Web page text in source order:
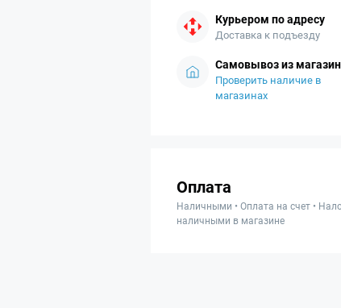
Курьером по адресу
Доставка к подъезду
Самовывоз из
Проверить наличие в
магазинах
Оплата
Наличными • Оплата на счет •
наличными в магазине